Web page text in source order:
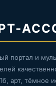
портал и
арт, тёмное